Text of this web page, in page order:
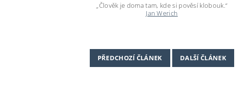
„Člověk je doma tam, kde si pověsí klobouk.“
Jan Werich
PŘEDCHOZÍ ČLÁNEK DALŠÍ ČLÁNEK